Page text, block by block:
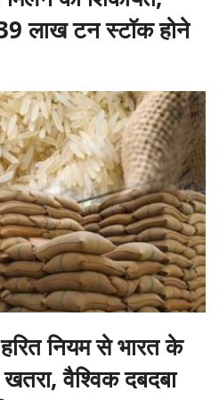
लाख टन स्टॉक होने
नियम से भारत के
खतरा, वैश्विक दबदबा